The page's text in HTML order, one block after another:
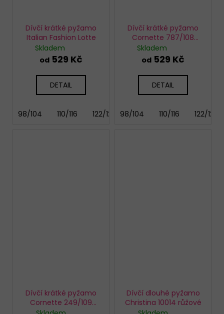
Dívčí krátké pyžamo
Italian Fashion Lotte
Skladem
od 529 Kč
DETAIL
98/104 110/116 122/128 146/152 158/164
Dívčí krátké pyžamo
Cornette 787/108
Chihuahua
Skladem
od 529 Kč
DETAIL
98/104 110/116 122/128
Dívčí krátké pyžamo
Cornette 249/109
Black cat
Dívčí dlouhé pyžamo
Christina 10014 růžové